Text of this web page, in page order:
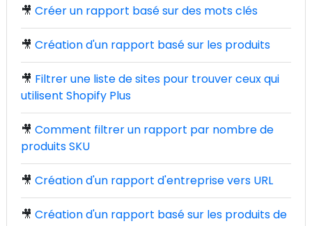
🎥 Créer un rapport basé sur des mots clés
🎥 Création d'un rapport basé sur les produits
🎥 Filtrer une liste de sites pour trouver ceux qui
utilisent Shopify Plus
🎥 Comment filtrer un rapport par nombre de
produits SKU
🎥 Création d'un rapport d'entreprise vers URL
🎥 Création d'un rapport basé sur les produits de